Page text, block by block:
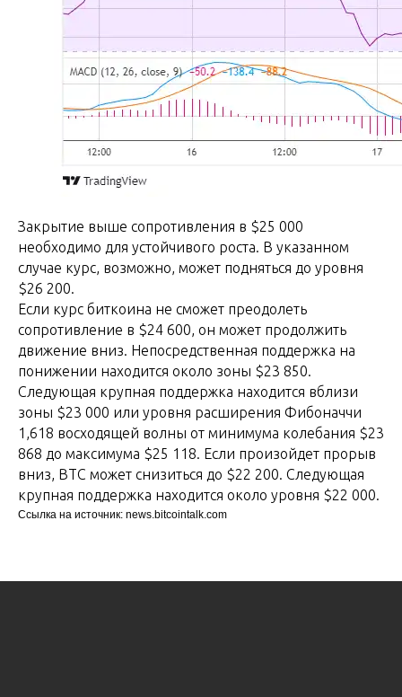
Закрытие выше сопротивления в $25 000
необходимо для устойчивого роста. В указанном
случае курс, возможно, может подняться до уровня
$26 200.
Если курс биткоина не сможет преодолеть
сопротивление в $24 600, он может продолжить
движение вниз. Непосредственная поддержка на
понижении находится около зоны $23 850.
Следующая крупная поддержка находится вблизи
зоны $23 000 или уровня расширения Фибоначчи
1,618 восходящей волны от минимума колебания $23
868 до максимума $25 118. Если произойдет прорыв
вниз, BTC может снизиться до $22 200. Следующая
крупная поддержка находится около уровня $22 000.
Ссылка на источник: news.bitcointalk.com